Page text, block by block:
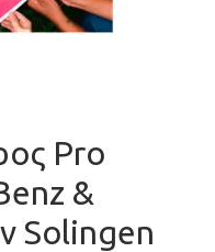
Pro
&
Solingen